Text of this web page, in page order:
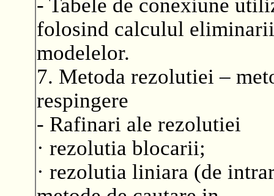
- Tabele de conexiune
folosind calculul eliminarii
modelelor.
7. Metoda rezolutiei –
respingere
- Rafinari ale rezolutiei
· rezolutia blocarii;
· rezolutia liniara (de